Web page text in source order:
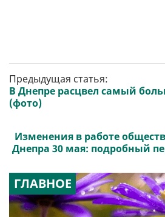
Предыдущая статья:
В Днепре расцвел самый
(фото)
Изменения в работе
Днепра 30 мая: подробный
ГЛАВНОЕ